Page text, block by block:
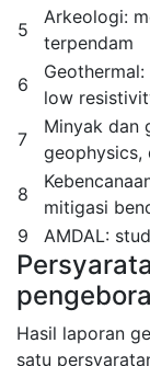
5
Arkeologi:
terpendam
6
low
7
Minyak dan
geophysics,
8
mitigasi
9
AMDAL:
Hasil laporan
satu